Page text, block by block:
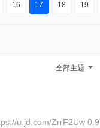
16 17 18 19
全部主题